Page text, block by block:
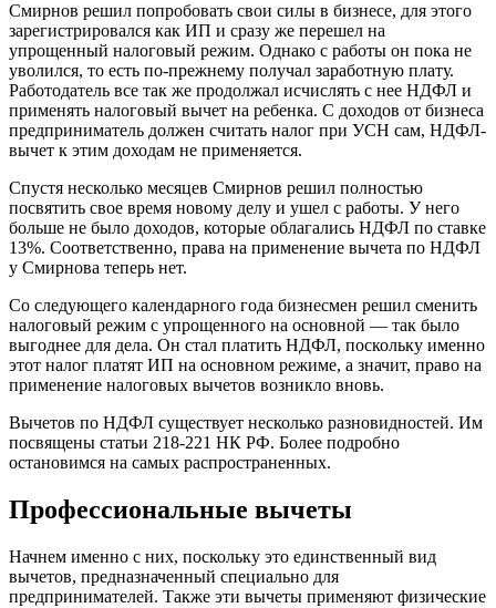
Смирнов решил попробовать свои силы в бизнесе, для этого
зарегистрировался как ИП и сразу же перешел на
упрощенный налоговый режим. Однако с работы он пока не
уволился, то есть по-прежнему получал заработную плату.
Работодатель все так же продолжал исчислять с нее НДФЛ и
применять налоговый вычет на ребенка. С доходов от бизнеса
предприниматель должен считать налог при УСН сам, НДФЛ-
вычет к этим доходам не применяется.
Спустя несколько месяцев Смирнов решил полностью
посвятить свое время новому делу и ушел с работы. У него
больше не было доходов, которые облагались НДФЛ по ставке
13%. Соответственно, права на применение вычета по НДФЛ
у Смирнова теперь нет.
Со следующего календарного года бизнесмен решил сменить
налоговый режим с упрощенного на основной — так было
выгоднее для дела. Он стал платить НДФЛ, поскольку именно
этот налог платят ИП на основном режиме, а значит, право на
применение налоговых вычетов возникло вновь.
Вычетов по НДФЛ существует несколько разновидностей. Им
посвящены статьи 218-221 НК РФ. Более подробно
остановимся на самых распространенных.
Профессиональные вычеты
Начнем именно с них, поскольку это единственный вид
вычетов, предназначенный специально для
предпринимателей. Также эти вычеты применяют физические